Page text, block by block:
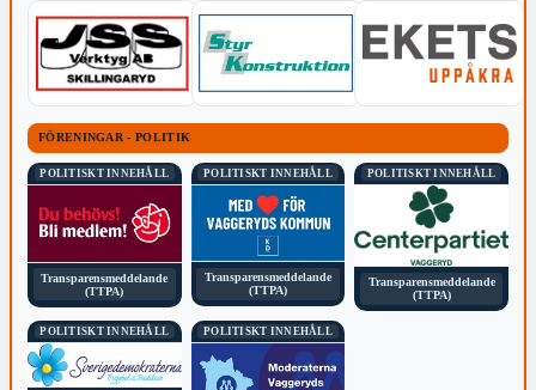
FÖRENINGAR - POLITIK
POLITISKT INNEHÅLL
Transparensmeddelande
(TTPA)
POLITISKT INNEHÅLL
Transparensmeddelande
(TTPA)
POLITISKT INNEHÅLL
Transparensmeddelande
(TTPA)
POLITISKT INNEHÅLL POLITISKT INNEHÅLL